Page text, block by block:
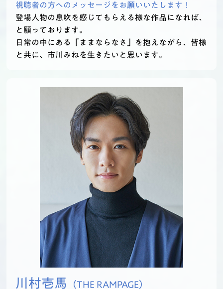
視聴者の方へのメッセージをお願いいたします！
登場人物の息吹を感じてもらえる様な作品になれば、
と願っております。
日常の中にある「ままならなさ」を抱えながら、皆様
と共に、市川みねを生きたいと思います。
川村壱馬 （THE RAMPAGE）